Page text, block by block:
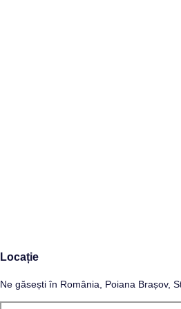
Locație
Ne găsești în România, Poiana Brașov,